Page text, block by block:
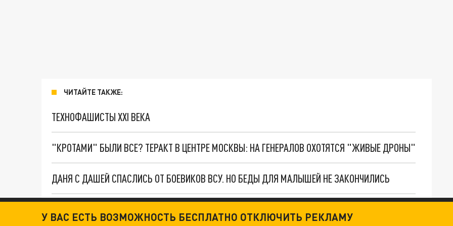
ЧИТАЙТЕ ТАКЖЕ:
ТЕХНОФАШИСТЫ XXI ВЕКА
"КРОТАМИ" БЫЛИ ВСЕ? ТЕРАКТ В ЦЕНТРЕ МОСКВЫ: НА ГЕНЕРАЛОВ ОХОТЯТСЯ "ЖИВЫЕ ДРОНЫ"
ДАНЯ С ДАШЕЙ СПАСЛИСЬ ОТ БОЕВИКОВ ВСУ. НО БЕДЫ ДЛЯ МАЛЫШЕЙ НЕ ЗАКОНЧИЛИСЬ
У ВАС ЕСТЬ ВОЗМОЖНОСТЬ БЕСПЛАТНО ОТКЛЮЧИТЬ РЕКЛАМУ